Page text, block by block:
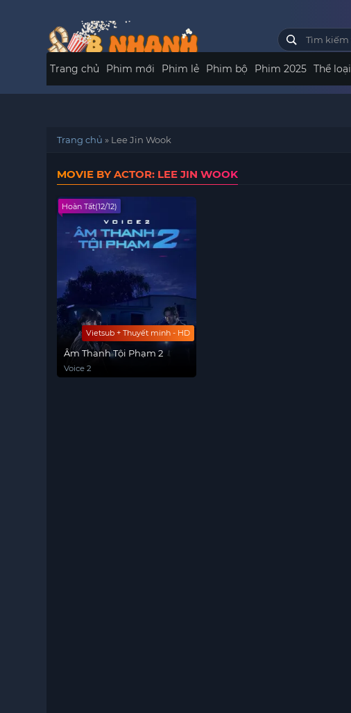
Trang chủ Phim mới Phim lẻ Phim bộ Phim 2025 Thể loại
Trang chủ » Lee Jin Wook
MOVIE BY ACTOR: LEE JIN WOOK
Vietsub + Thuyết minh - HD
Hoàn Tất(12/12)
Âm Thanh Tội Phạm 2
Voice 2